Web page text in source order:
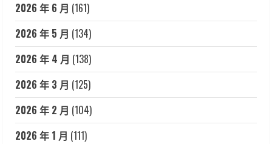
2026 年 6 月 (161)
2026 年 5 月 (134)
2026 年 4 月 (138)
2026 年 3 月 (125)
2026 年 2 月 (104)
2026 年 1 月 (111)